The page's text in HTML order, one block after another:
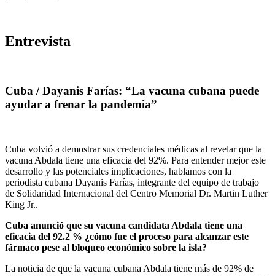
Entrevista
Cuba / Dayanis Farías: “La vacuna cubana puede
ayudar a frenar la pandemia”
Cuba volvió a demostrar sus credenciales médicas al revelar que la
vacuna Abdala tiene una eficacia del 92%. Para entender mejor este
desarrollo y las potenciales implicaciones, hablamos con la
periodista cubana Dayanis Farías, integrante del equipo de trabajo
de Solidaridad Internacional del Centro Memorial Dr. Martin Luther
King Jr..
Cuba anunció que su vacuna candidata Abdala tiene una
eficacia del 92.2 % ¿cómo fue el proceso para alcanzar este
fármaco pese al bloqueo económico sobre la isla?
La noticia de que la vacuna cubana Abdala tiene más de 92% de